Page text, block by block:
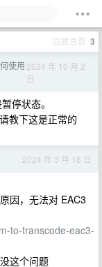
回复总数 3
使用 2024 年 10 月 2
日
停状态。
教下这是正常的
2024 年 3 月 16 日
因，无法对 EAC3
to-transcode-eac3-
这个问题